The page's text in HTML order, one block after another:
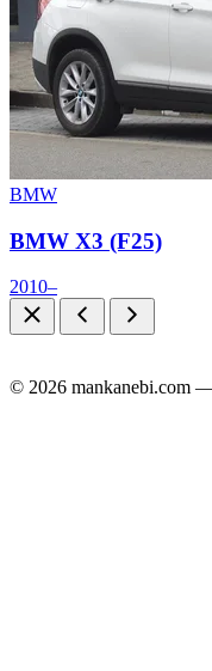
BMW
BMW X3 (F25)
2010–
© 2026 mankanebi.com